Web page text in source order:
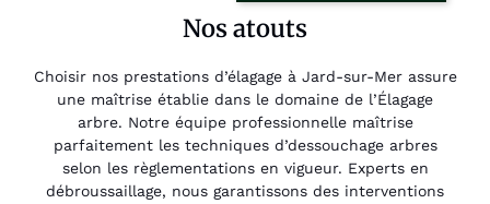
Nos atouts
Choisir nos prestations d’élagage à Jard-sur-Mer assure
une maîtrise établie dans le domaine de l’Élagage
arbre. Notre équipe professionnelle maîtrise
parfaitement les techniques d’dessouchage arbres
selon les règlementations en vigueur. Experts en
débroussaillage, nous garantissons des interventions